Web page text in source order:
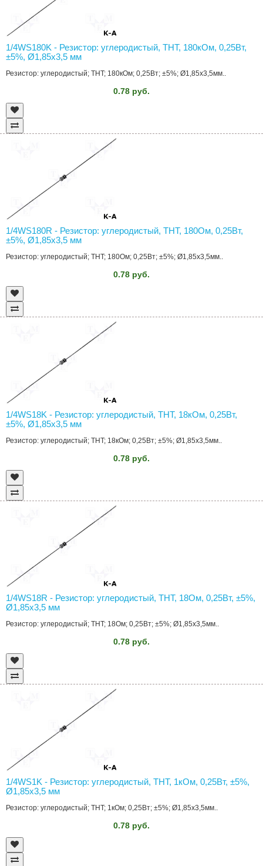
1/4WS180K - Резистор: углеродистый, THT, 180кОм, 0,25Вт,
±5%, Ø1,85x3,5 мм
Резистор: углеродистый; THT; 180кОм; 0,25Вт; ±5%; Ø1,85x3,5мм..
0.78 руб.
1/4WS180R - Резистор: углеродистый, THT, 180Ом, 0,25Вт,
±5%, Ø1,85x3,5 мм
Резистор: углеродистый; THT; 180Ом; 0,25Вт; ±5%; Ø1,85x3,5мм..
0.78 руб.
1/4WS18K - Резистор: углеродистый, THT, 18кОм, 0,25Вт,
±5%, Ø1,85x3,5 мм
Резистор: углеродистый; THT; 18кОм; 0,25Вт; ±5%; Ø1,85x3,5мм..
0.78 руб.
1/4WS18R - Резистор: углеродистый, THT, 18Ом, 0,25Вт, ±5%,
Ø1,85x3,5 мм
Резистор: углеродистый; THT; 18Ом; 0,25Вт; ±5%; Ø1,85x3,5мм..
0.78 руб.
1/4WS1K - Резистор: углеродистый, THT, 1кОм, 0,25Вт, ±5%,
Ø1,85x3,5 мм
Резистор: углеродистый; THT; 1кОм; 0,25Вт; ±5%; Ø1,85x3,5мм..
0.78 руб.